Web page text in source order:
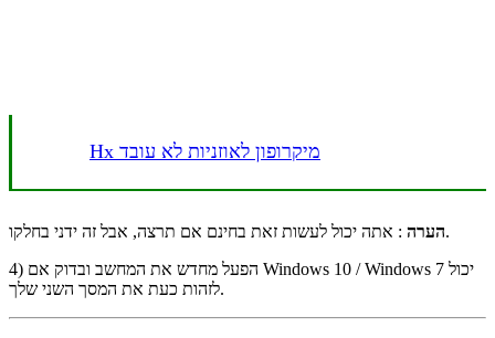
Hx מיקרופון לאוזניות לא עובד
הערה: אתה יכול לעשות זאת בחינם אם תרצה, אבל זה ידני בחלקו.
4) הפעל מחדש את המחשב ובדוק אם Windows 10 / Windows 7 יכול
לזהות כעת את המסך השני שלך.